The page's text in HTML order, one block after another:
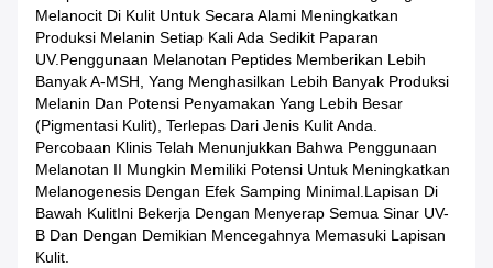
Melanocit Di Kulit Untuk Secara Alami Meningkatkan
Produksi Melanin Setiap Kali Ada Sedikit Paparan
UV.Penggunaan Melanotan Peptides Memberikan Lebih
Banyak A-MSH, Yang Menghasilkan Lebih Banyak Produksi
Melanin Dan Potensi Penyamakan Yang Lebih Besar
(pigmentasi Kulit), Terlepas Dari Jenis Kulit Anda.
Percobaan Klinis Telah Menunjukkan Bahwa Penggunaan
Melanotan II Mungkin Memiliki Potensi Untuk Meningkatkan
Melanogenesis Dengan Efek Samping Minimal.lapisan Di
Bawah KulitIni Bekerja Dengan Menyerap Semua Sinar UV-
B Dan Dengan Demikian Mencegahnya Memasuki Lapisan
Kulit.